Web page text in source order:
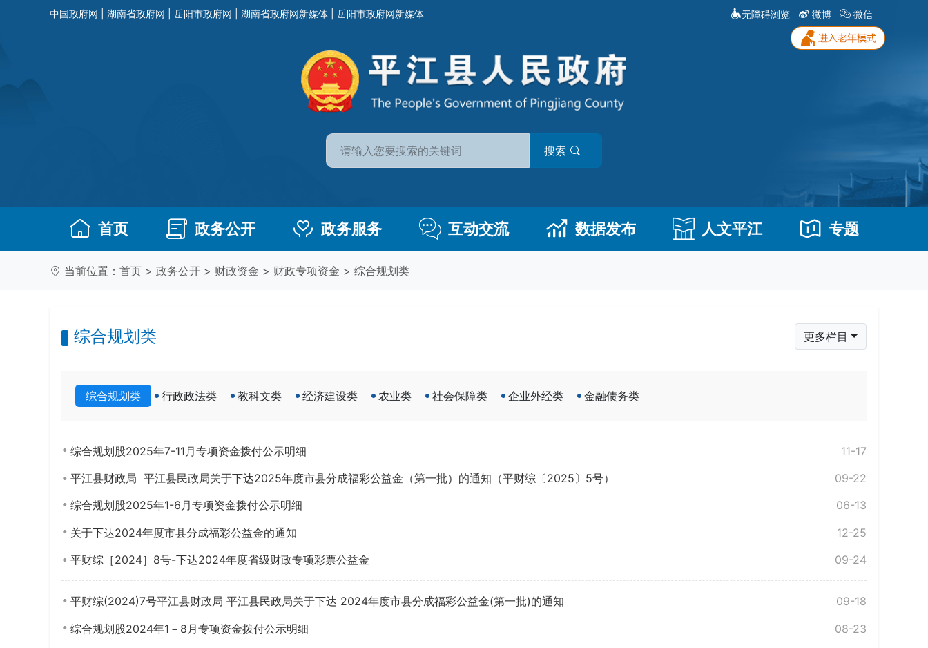
中国政府网 湖南省政府网 岳阳市政府网 湖南省政府网新媒体 岳阳市政府网新媒体 无障碍浏览 微博 微信
搜索
首页 政务公开 政务服务 互动交流 数据发布 人文平江 专题
当前位置： 首页 > 政务公开 > 财政资金 > 财政专项资金 > 综合规划类
综合规划类 更多栏目
综合规划类 行政政法类 教科文类 经济建设类 农业类 社会保障类 企业外经类 金融债务类
11-17
综合规划股2025年7-11月专项资金拨付公示明细
09-22
平江县财政局 平江县民政局关于下达2025年度市县分成福彩公益金（第一批）的通知（平财综〔2025〕5号）
06-13
综合规划股2025年1-6月专项资金拨付公示明细
12-25
关于下达2024年度市县分成福彩公益金的通知
09-24
平财综［2024］8号-下达2024年度省级财政专项彩票公益金
09-18
平财综(2024)7号平江县财政局 平江县民政局关于下达 2024年度市县分成福彩公益金(第一批)的通知
08-23
综合规划股2024年1－8月专项资金拨付公示明细